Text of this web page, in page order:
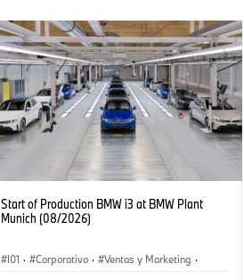
Start of Production BMW i3 at BMW Plant
Munich (08/2026)
I01 · Corporativo · Ventas y Marketing ·